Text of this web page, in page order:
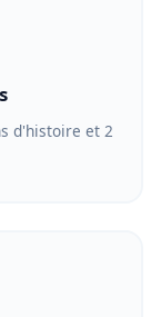
d'histoire et 2